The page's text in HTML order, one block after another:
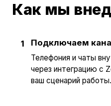
Как мы
1 Подключаем
Телефония и чаты
через интеграцию с
ваш сценарий работы.